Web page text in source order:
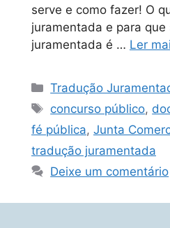
serve e como fazer! O
juramentada e para
juramentada é … Ler
Tradução
concurso público,
fé pública, Junta
tradução juramentada
Deixe um comentário